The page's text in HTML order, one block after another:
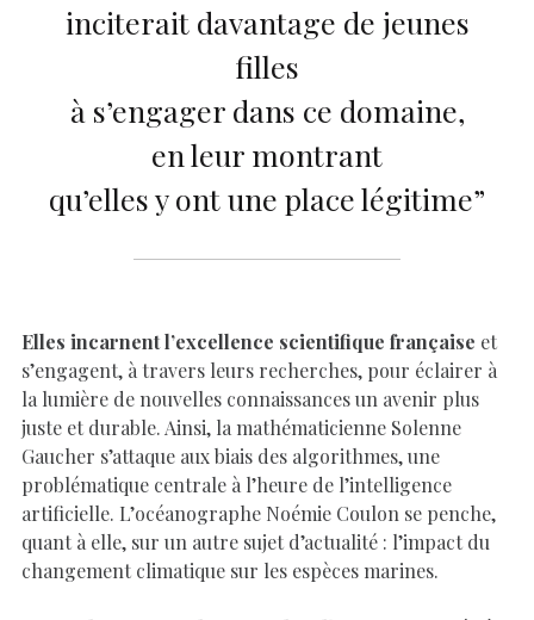
inciterait davantage de jeunes
filles
à s’engager dans ce domaine,
en leur montrant
qu’elles y ont une place légitime”
Elles incarnent l’excellence scientifique française et
s’engagent, à travers leurs recherches, pour éclairer à
la lumière de nouvelles connaissances un avenir plus
juste et durable. Ainsi, la mathématicienne Solenne
Gaucher s’attaque aux biais des algorithmes, une
problématique centrale à l’heure de l’intelligence
artificielle. L’océanographe Noémie Coulon se penche,
quant à elle, sur un autre sujet d’actualité : l’impact du
changement climatique sur les espèces marines.